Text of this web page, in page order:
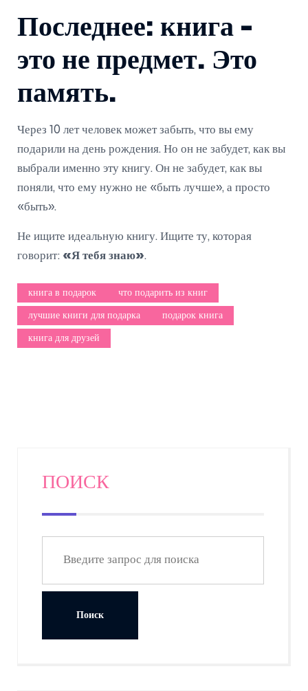
Последнее: книга -
это не предмет. Это
память.
Через 10 лет человек может забыть, что вы ему
подарили на день рождения. Но он не забудет, как вы
выбрали именно эту книгу. Он не забудет, как вы
поняли, что ему нужно не «быть лучше», а просто
«быть».
Не ищите идеальную книгу. Ищите ту, которая
говорит: «Я тебя знаю».
книга в подарок что подарить из книг
лучшие книги для подарка подарок книга
книга для друзей
ПОИСК